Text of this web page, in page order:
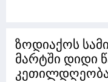
ზოდიაქოს
მარტში დიდი